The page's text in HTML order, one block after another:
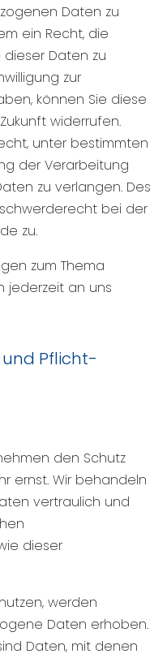
Daten zu
ein Recht, die
Daten zu
zur
können Sie diese
widerrufen.
unter bestimmten
der Verarbeitung
zu verlangen. Des
bei der
zu.
zum Thema
jederzeit an uns
und Pflicht­
den Schutz
ernst. Wir behandeln
vertraulich und
dieser
werden
Daten erhoben.
Daten, mit denen